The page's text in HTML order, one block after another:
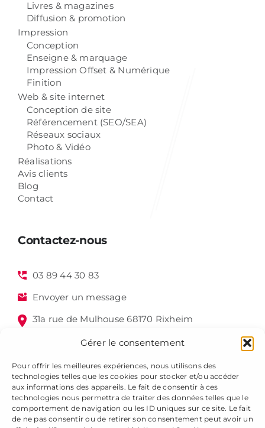
Gérer le consentement
Pour offrir les meilleures expériences, nous utilisons des
technologies telles que les cookies pour stocker et/ou accéder
aux informations des appareils. Le fait de consentir à ces
technologies nous permettra de traiter des données telles que le
comportement de navigation ou les ID uniques sur ce site. Le fait
de ne pas consentir ou de retirer son consentement peut avoir un
Livres & magazines
Diffusion & promotion
Impression
Conception
Enseigne & marquage
Impression Offset & Numérique
Finition
Web & site internet
Conception de site
Référencement (SEO/SEA)
Réseaux sociaux
Photo & Vidéo
Réalisations
Avis clients
Blog
Contact
Contactez-nous
03 89 44 30 83
Envoyer un message
31a rue de Mulhouse 68170 Rixheim